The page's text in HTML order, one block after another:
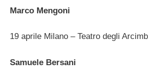
Marco Mengoni
19 aprile Milano – Teatro degli
Samuele Bersani